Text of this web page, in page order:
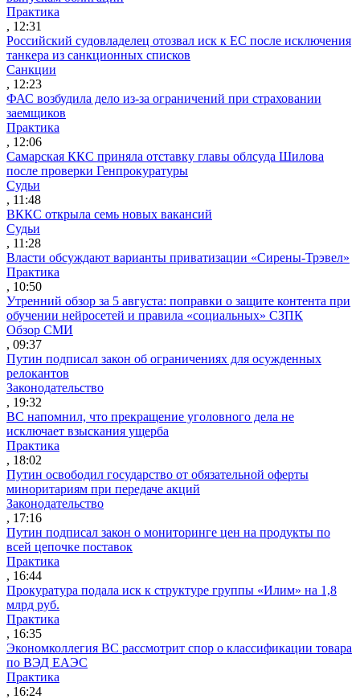
Практика
, 12:31
Российский судовладелец отозвал иск к ЕС после исключения
танкера из санкционных списков
Санкции
, 12:23
ФАС возбудила дело из-за ограничений при страховании
заемщиков
Практика
, 12:06
Самарская ККС приняла отставку главы облсуда Шилова
после проверки Генпрокуратуры
Судьи
, 11:48
ВККС открыла семь новых вакансий
Судьи
, 11:28
Власти обсуждают варианты приватизации «Сирены-Трэвел»
Практика
, 10:50
Утренний обзор за 5 августа: поправки о защите контента при
обучении нейросетей и правила «социальных» СЗПК
Обзор СМИ
, 09:37
Путин подписал закон об ограничениях для осужденных
релокантов
Законодательство
, 19:32
ВС напомнил, что прекращение уголовного дела не
исключает взыскания ущерба
Практика
, 18:02
Путин освободил государство от обязательной оферты
миноритариям при передаче акций
Законодательство
, 17:16
Путин подписал закон о мониторинге цен на продукты по
всей цепочке поставок
Практика
, 16:44
Прокуратура подала иск к структуре группы «Илим» на 1,8
млрд руб.
Практика
, 16:35
Экономколлегия ВС рассмотрит спор о классификации товара
по ВЭД ЕАЭС
Практика
, 16:24